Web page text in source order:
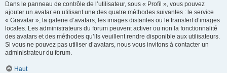
Dans le panneau de contrôle de l’utilisateur, sous « Profil », vous pouvez
ajouter un avatar en utilisant une des quatre méthodes suivantes : le service
« Gravatar », la galerie d’avatars, les images distantes ou le transfert d’images
locales. Les administrateurs du forum peuvent activer ou non la fonctionnalité
des avatars et des méthodes qu’ils veuillent rendre disponible aux utilisateurs.
Si vous ne pouvez pas utiliser d’avatars, nous vous invitons à contacter un
administrateur du forum.
Haut